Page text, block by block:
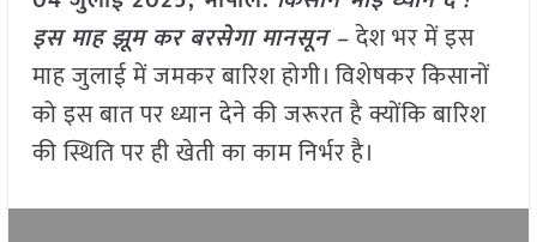
इस माह झूम कर बरसेगा मानसून –देश भर में इस
माह जुलाई में जमकर बारिश होगी। विशेषकर किसानों
को इस बात पर ध्यान देने की जरूरत है क्योंकि बारिश
की स्थिति पर ही खेती का काम निर्भर है।